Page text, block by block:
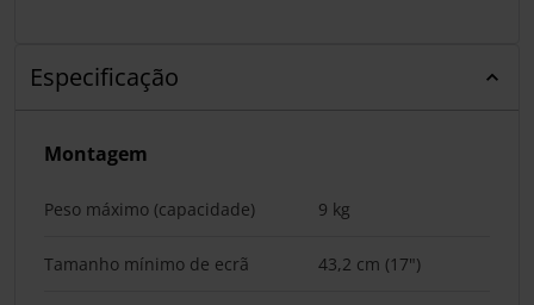
Especificação
Montagem
Peso máximo (capacidade) 9 kg
Tamanho mínimo de ecrã 43,2 cm (17")